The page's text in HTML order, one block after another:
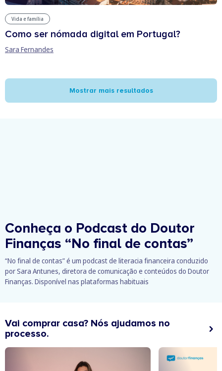
Vida e família
Como ser nómada digital em Portugal?
Sara Fernandes
Mostrar mais resultados
Conheça o Podcast do Doutor
Finanças “No final de contas”
“No final de contas” é um podcast de literacia financeira conduzido
por Sara Antunes, diretora de comunicação e conteúdos do Doutor
Finanças. Disponível nas plataformas habituais
Vai comprar casa? Nós ajudamos no
processo.